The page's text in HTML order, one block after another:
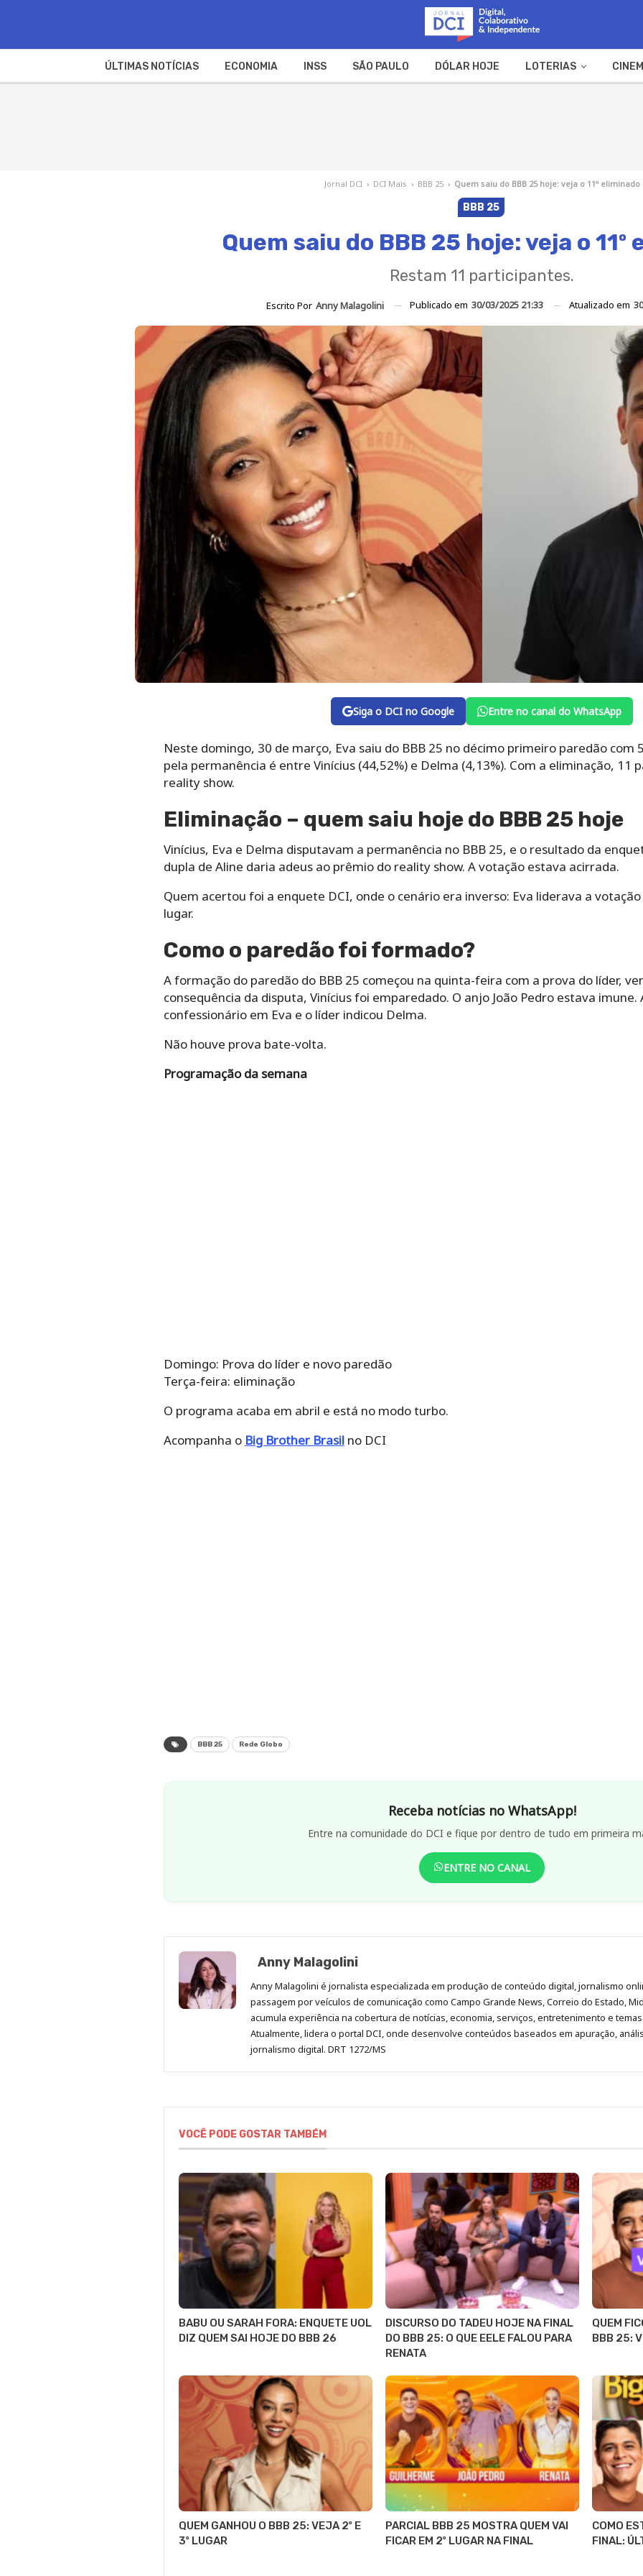
ÚLTIMAS NOTÍCIAS ECONOMIA INSS SÃO PAULO DÓLAR HOJE LOTERIAS
Jornal DCI › DCI Mais › BBB 25 › Quem saiu do BBB 25 hoje: veja o 11º eliminado
BBB 25
Quem saiu do BBB 25 hoje: veja o 11º
Restam 11 participantes.
Escrito Por Anny Malagolini Publicado em 30/03/2025 21:33 Atualizado em
Siga o DCI no Google Entre no canal do WhatsApp
Neste domingo, 30 de março, Eva saiu do BBB 25 no décimo primeiro paredão com
pela permanência é entre Vinícius (44,52%) e Delma (4,13%). Com a eliminação, 11
reality show.
Eliminação – quem saiu hoje do BBB 25 hoje
Vinícius, Eva e Delma disputavam a permanência no BBB 25, e o resultado da
dupla de Aline daria adeus ao prêmio do reality show. A votação estava acirrada.
Quem acertou foi a enquete DCI, onde o cenário era inverso: Eva liderava a
lugar.
Como o paredão foi formado?
A formação do paredão do BBB 25 começou na quinta-feira com a prova do líder,
consequência da disputa, Vinícius foi emparedado. O anjo João Pedro estava imune.
confessionário em Eva e o líder indicou Delma.
Não houve prova bate-volta.
Programação da semana
Domingo: Prova do líder e novo paredão
Terça-feira: eliminação
O programa acaba em abril e está no modo turbo.
Acompanha o Big Brother Brasilno DCI
BBB 25 Rede Globo
Receba notícias no WhatsApp!
Entre na comunidade do DCI e fique por dentro de tudo em primeira
ENTRE NO CANAL
Anny Malagolini
Anny Malagolini é jornalista especializada em produção de conteúdo digital, jornalismo
passagem por veículos de comunicação como Campo Grande News, Correio do Estado,
acumula experiência na cobertura de notícias, economia, serviços, entretenimento e
Atualmente, lidera o portal DCI, onde desenvolve conteúdos baseados em apuração,
jornalismo digital. DRT 1272/MS
VOCÊ PODE GOSTAR TAMBÉM
BABU OU SARAH FORA: ENQUETE UOL
DIZ QUEM SAI HOJE DO BBB 26
DISCURSO DO TADEU HOJE NA FINAL
DO BBB 25: O QUE EELE FALOU PARA
RENATA
QUEM
BBB 25:
QUEM GANHOU O BBB 25: VEJA 2º E
3º LUGAR
PARCIAL BBB 25 MOSTRA QUEM VAI
FICAR EM 2º LUGAR NA FINAL
COMO
FINAL: